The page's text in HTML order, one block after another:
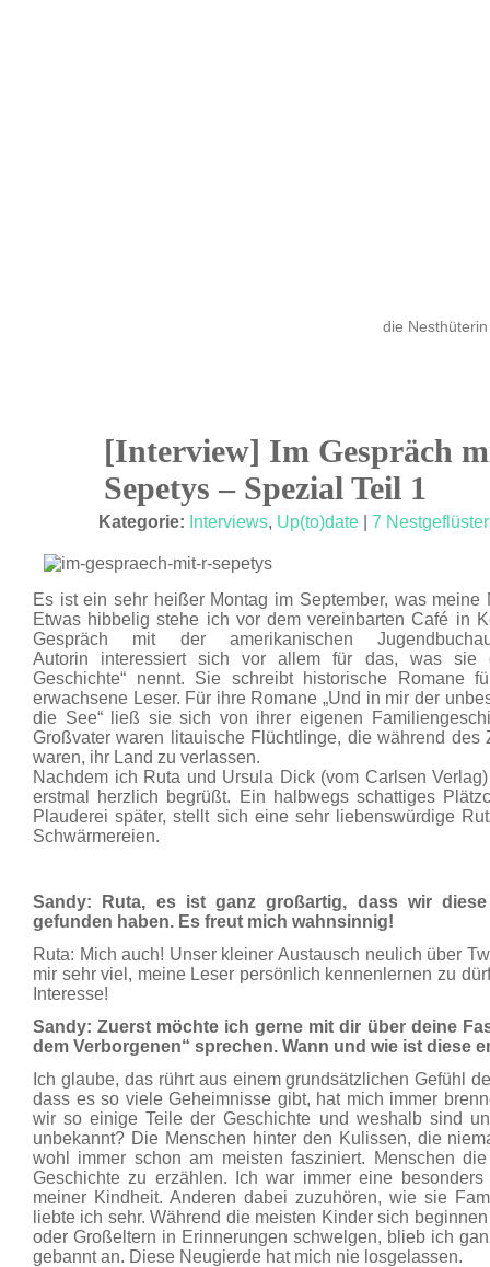
die Nesthüterin
[Interview] Im Gespräch
Sepetys – Spezial Teil 1
Kategorie: Interviews, Up(to)date 7 Nestgeflüster
Es ist ein sehr heißer Montag im September, was meine
Etwas hibbelig stehe ich vor dem vereinbarten Café in
Gespräch mit der amerikanischen
Autorin interessiert sich vor allem für das, was sie
Geschichte“ nennt. Sie schreibt historische Romane
erwachsene Leser. Für ihre Romane „Und in mir der
die See“ ließ sie sich von ihrer eigenen
Großvater waren litauische Flüchtlinge, die während des
waren, ihr Land zu verlassen.
Nachdem ich Ruta und Ursula Dick (vom Carlsen
erstmal herzlich begrüßt. Ein halbwegs schattiges
Plauderei später, stellt sich eine sehr liebenswürdige
Schwärmereien.
Sandy: Ruta, es ist ganz großartig, dass wir
gefunden haben. Es freut mich wahnsinnig!
Ruta: Mich auch! Unser kleiner Austausch neulich über
mir sehr viel, meine Leser persönlich kennenlernen zu
Interesse!
Sandy: Zuerst möchte ich gerne mit dir über deine
dem Verborgenen“ sprechen. Wann und wie ist diese
Ich glaube, das rührt aus einem grundsätzlichen Gefühl
dass es so viele Geheimnisse gibt, hat mich immer
wir so einige Teile der Geschichte und weshalb sind
unbekannt? Die Menschen hinter den Kulissen, die
wohl immer schon am meisten fasziniert. Menschen
Geschichte zu erzählen. Ich war immer eine
meiner Kindheit. Anderen dabei zuzuhören, wie sie
liebte ich sehr. Während die meisten Kinder sich
oder Großeltern in Erinnerungen schwelgen, blieb ich
gebannt an. Diese Neugierde hat mich nie losgelassen.